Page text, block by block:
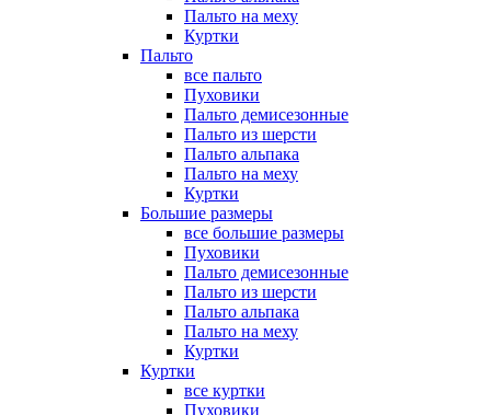
Пальто на меху
Куртки
Пальто
все пальто
Пуховики
Пальто демисезонные
Пальто из шерсти
Пальто альпака
Пальто на меху
Куртки
Большие размеры
все большие размеры
Пуховики
Пальто демисезонные
Пальто из шерсти
Пальто альпака
Пальто на меху
Куртки
Куртки
все куртки
Пуховики